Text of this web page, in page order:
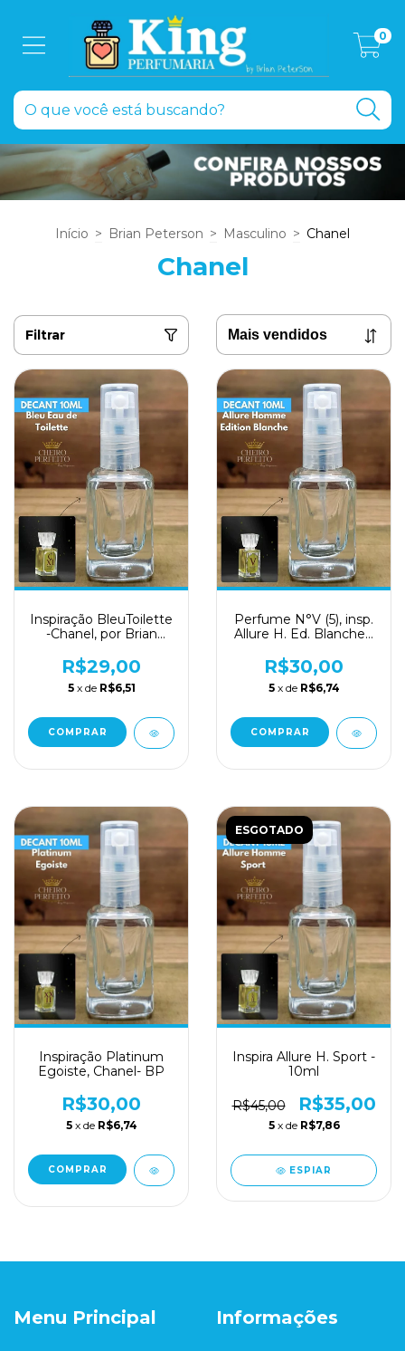
0
Início > Brian Peterson > Masculino > Chanel
Chanel
Filtrar
Inspiração BleuToilette
-Chanel, por Brian
R$29,00
5 x de R$6,51
COMPRAR
Perfume N°V (5), insp.
Allure H. Ed. Blanche -
R$30,00
5 x de R$6,74
COMPRAR
Inspiração Platinum
Egoiste, Chanel- BP
R$30,00
5 x de R$6,74
COMPRAR
ESGOTADO
Inspira Allure H. Sport -
10ml
R$45,00 R$35,00
5 x de R$7,86
ESPIAR
Menu Principal Informações